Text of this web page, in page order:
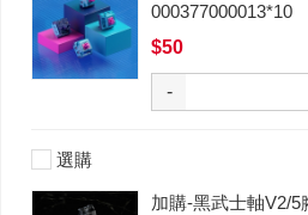
000377000013*10
$50
-
選購
加購-黑武士軸V2/5